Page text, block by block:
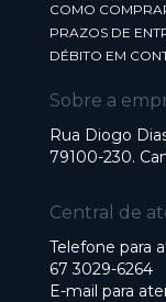
COMO
PRAZOS DE
DÉBITO EM
Sobre a
Rua Diogo
79100-230.
Central de
Telefone para
67 3029-6264
E-mail para